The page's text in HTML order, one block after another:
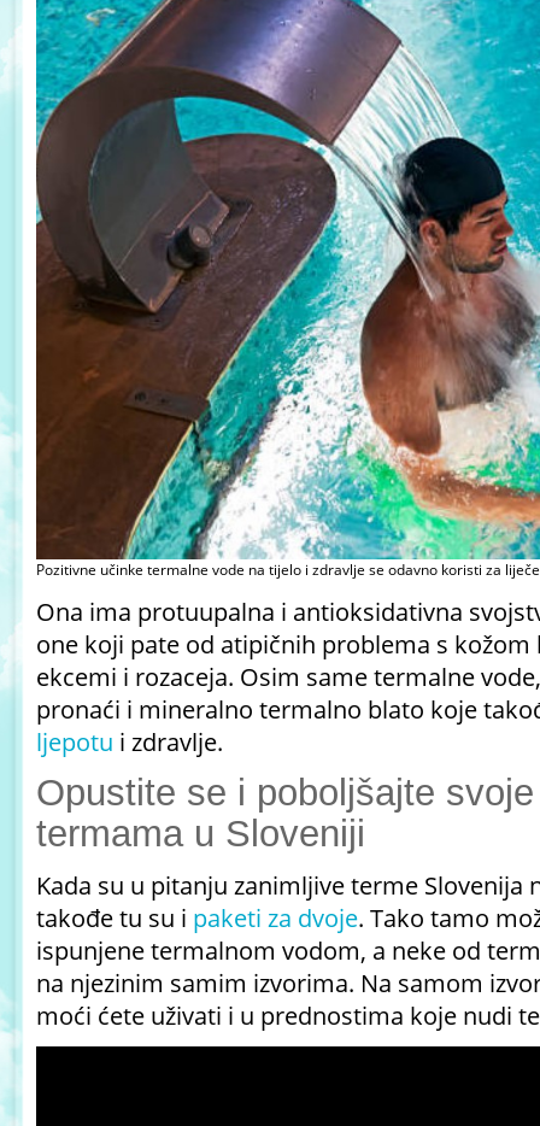
Pozitivne učinke termalne vode na tijelo i zdravlje se odavno koristi za
Ona ima protuupalna i antioksidativna
one koji pate od atipičnih problema s kožom
ekcemi i rozaceja. Osim same termalne
pronaći i mineralno termalno blato koje
ljepotu i zdravlje.
Opustite se i poboljšajte
termama u Sloveniji
Kada su u pitanju zanimljive terme
takođe tu su i paketi za dvoje. Tako tamo
ispunjene termalnom vodom, a neke od
na njezinim samim izvorima. Na samom
moći ćete uživati i u prednostima koje nudi